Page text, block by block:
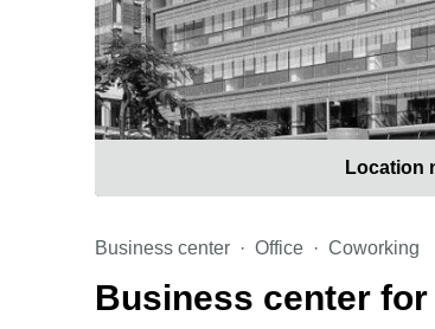
Location
Business center Office Coworking
Business center